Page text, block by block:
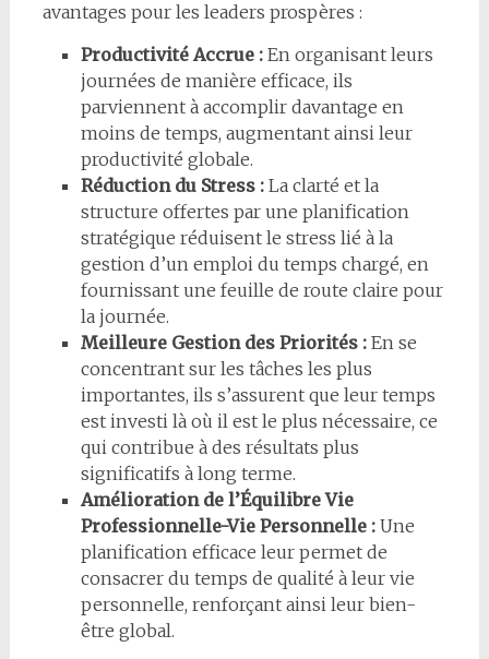
avantages pour les leaders prospères :
Productivité Accrue :En organisant leurs
journées de manière efficace, ils
parviennent à accomplir davantage en
moins de temps, augmentant ainsi leur
productivité globale.
Réduction du Stress :La clarté et la
structure offertes par une planification
stratégique réduisent le stress lié à la
gestion d’un emploi du temps chargé, en
fournissant une feuille de route claire pour
la journée.
Meilleure Gestion des Priorités :En se
concentrant sur les tâches les plus
importantes, ils s’assurent que leur temps
est investi là où il est le plus nécessaire, ce
qui contribue à des résultats plus
significatifs à long terme.
Amélioration de l’Équilibre Vie
Professionnelle-Vie Personnelle :Une
planification efficace leur permet de
consacrer du temps de qualité à leur vie
personnelle, renforçant ainsi leur bien-
être global.